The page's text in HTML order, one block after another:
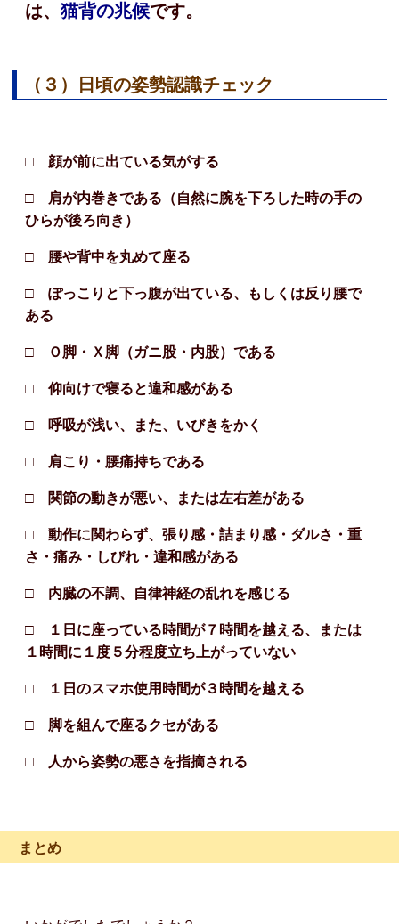
は、 猫背の兆候です。
（３）日頃の姿勢認識チェック
□ 顔が前に出ている気がする
□ 肩が内巻きである（自然に腕を下ろした時の手の
ひらが後ろ向き）
□ 腰や背中を丸めて座る
□ ぽっこりと下っ腹が出ている、もしくは反り腰で
ある
□ Ｏ脚・Ｘ脚（ガニ股・内股）である
□ 仰向けで寝ると違和感がある
□ 呼吸が浅い、また、いびきをかく
□ 肩こり・腰痛持ちである
□ 関節の動きが悪い、または左右差がある
□ 動作に関わらず、張り感・詰まり感・ダルさ・重
さ・痛み・しびれ・違和感がある
□ 内臓の不調、自律神経の乱れを感じる
□ １日に座っている時間が７時間を越える、または
１時間に１度５分程度立ち上がっていない
□ １日のスマホ使用時間が３時間を越える
□ 脚を組んで座るクセがある
□ 人から姿勢の悪さを指摘される
まとめ